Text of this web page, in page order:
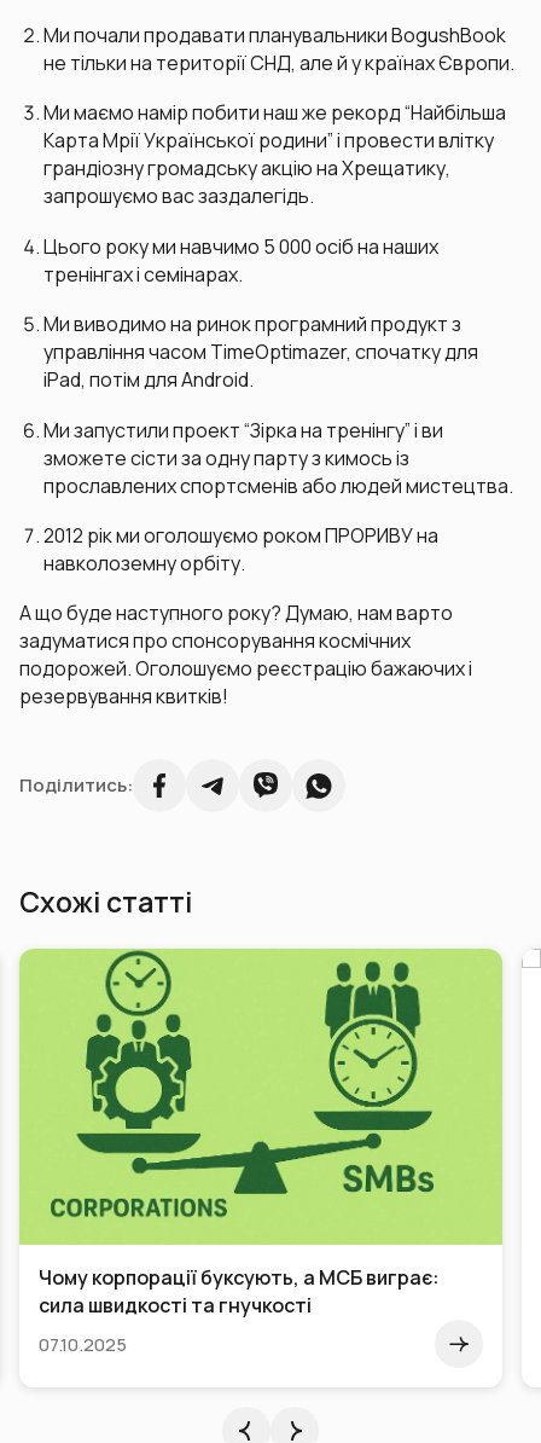
Ми почали продавати планувальники BogushBook
не тільки на території СНД, але й у країнах Європи.
Ми маємо намір побити наш же рекорд “Найбільша
Карта Мрії Української родини” і провести влітку
грандіозну громадську акцію на Хрещатику,
запрошуємо вас заздалегідь.
Цього року ми навчимо 5 000 осіб на наших
тренінгах і семінарах.
Ми виводимо на ринок програмний продукт з
управління часом TimeOptimazer, спочатку для
iPad, потім для Android.
Ми запустили проект “Зірка на тренінгу” і ви
зможете сісти за одну парту з кимось із
прославлених спортсменів або людей мистецтва.
2012 рік ми оголошуємо роком ПРОРИВУ на
навколоземну орбіту.
А що буде наступного року? Думаю, нам варто
задуматися про спонсорування космічних
подорожей. Оголошуємо реєстрацію бажаючих і
резервування квитків!
Поділитись:
Схожі статті
Чому корпорації буксують, а МСБ виграє:
сила швидкості та гнучкості
07.10.2025